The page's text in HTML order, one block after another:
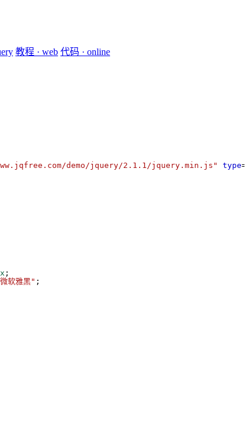
教程 · web 代码 · online
demo/jquery/2.1.1/jquery.min.js" type=
;
软雅黑" ;